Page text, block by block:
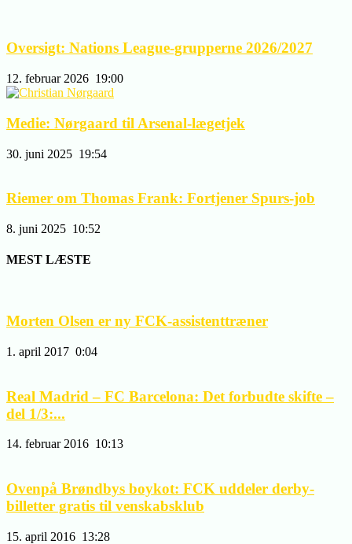
Oversigt: Nations League-grupperne 2026/2027
12. februar 2026 19:00
Medie: Nørgaard til Arsenal-lægetjek
30. juni 2025 19:54
Riemer om Thomas Frank: Fortjener Spurs-job
8. juni 2025 10:52
MEST LÆSTE
Morten Olsen er ny FCK-assistenttræner
1. april 2017 0:04
Real Madrid – FC Barcelona: Det forbudte skifte –
del 1/3:...
14. februar 2016 10:13
Ovenpå Brøndbys boykot: FCK uddeler derby-
billetter gratis til venskabsklub
15. april 2016 13:28